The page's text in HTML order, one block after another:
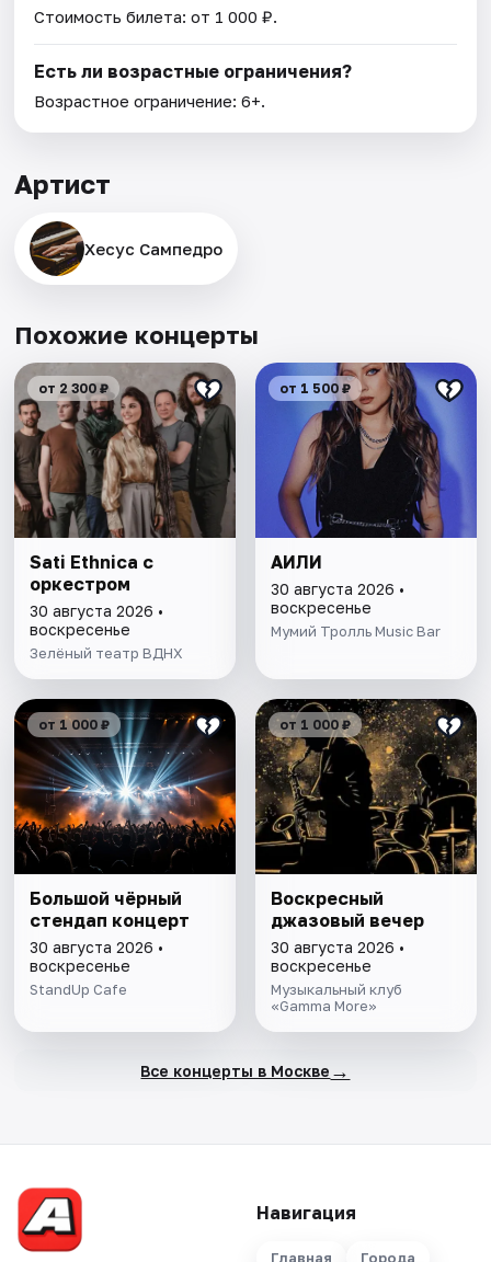
Стоимость билета: от 1 000 ₽.
Есть ли возрастные ограничения?
Возрастное ограничение: 6+.
Артист
Хесус Сампедро
Похожие концерты
от 2 300 ₽
Sati Ethnica с
оркестром
30 августа 2026 •
воскресенье
Зелёный театр ВДНХ
от 1 500 ₽
АИЛИ
30 августа 2026 •
воскресенье
Мумий Тролль Music Bar
от 1 000 ₽
Большой чёрный
стендап концерт
30 августа 2026 •
воскресенье
StandUp Cafe
от 1 000 ₽
Воскресный
джазовый вечер
30 августа 2026 •
воскресенье
Музыкальный клуб
«Gamma More»
Все концерты в Москве →
Навигация
Главная Города